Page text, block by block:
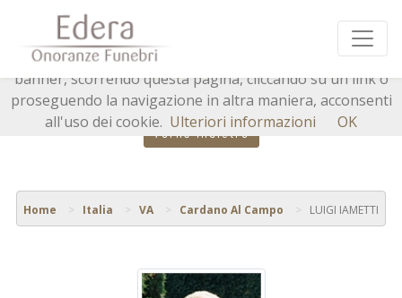
Torna indietro
Home Italia VA Cardano Al Campo LUIGI IAMETTI
Questo sito o gli strumenti terzi da questo utilizzati si
avvalgono di cookie necessari al funzionamento ed utili
alle finalità illustrate nella cookie policy. Chiudendo questo
banner, scorrendo questa pagina, cliccando su un link o
proseguendo la navigazione in altra maniera, acconsenti
all'uso dei cookie. Ulteriori informazioni OK